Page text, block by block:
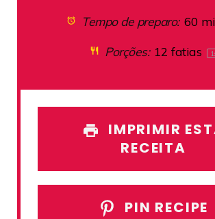
Tempo de preparo: 60
Porções: 12 fatias 1
IMPRIMIR
RECEITA
PIN RECIPE